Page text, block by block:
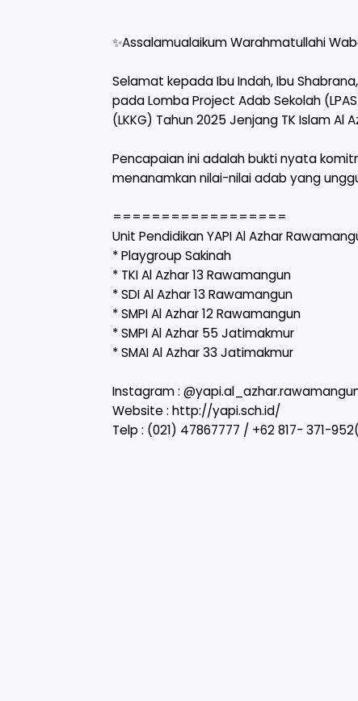
✨Assalamualaikum Warahmatullahi
Selamat kepada Ibu Indah, Ibu
pada Lomba Project Adab Sekolah
(LKKG) Tahun 2025 Jenjang TK Islam Al
Pencapaian ini adalah bukti nyata
menanamkan nilai-nilai adab yang
==================
Unit Pendidikan YAPI Al Azhar
* Playgroup Sakinah
* TKI Al Azhar 13 Rawamangun
* SDI Al Azhar 13 Rawamangun
* SMPI Al Azhar 12 Rawamangun
* SMPI Al Azhar 55 Jatimakmur
* SMAI Al Azhar 33 Jatimakmur
Instagram :
Website : http://yapi.sch.id/
Telp : (021) 47867777 / +62 817- 371-